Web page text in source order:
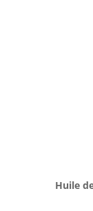
Huile